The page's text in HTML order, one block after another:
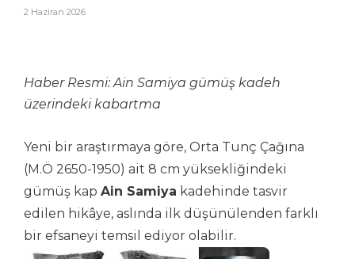
2 Haziran 2026
Haber Resmi: Ain Samiya gümüş kadeh
üzerindeki kabartma
Yeni bir araştırmaya göre, Orta Tunç Çağına
(M.Ö 2650-1950) ait 8 cm yüksekliğindeki
gümüş kap Ain Samiya kadehinde tasvir
edilen hikâye, aslında ilk düşünülenden farklı
bir efsaneyi temsil ediyor olabilir.